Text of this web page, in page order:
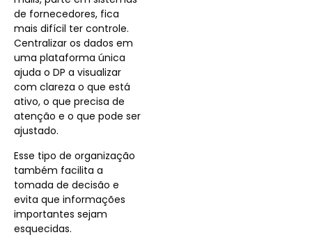
de fornecedores, fica
mais difícil ter controle.
Centralizar os dados em
uma plataforma única
ajuda o DP a visualizar
com clareza o que está
ativo, o que precisa de
atenção e o que pode ser
ajustado.
Esse tipo de organização
também facilita a
tomada de decisão e
evita que informações
importantes sejam
esquecidas.